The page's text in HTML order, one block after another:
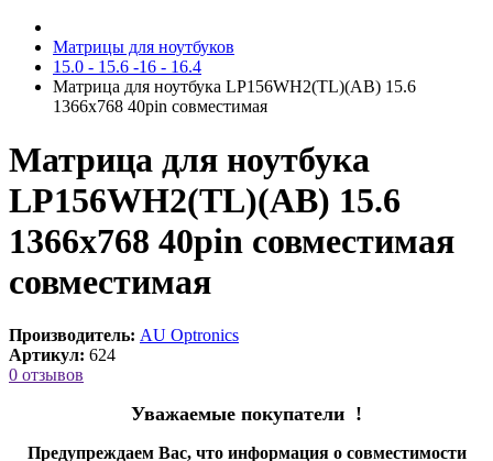
Матрицы для ноутбуков
15.0 - 15.6 -16 - 16.4
Матрица для ноутбука LP156WH2(TL)(AB) 15.6
1366x768 40pin cовместимая
Матрица для ноутбука
LP156WH2(TL)(AB) 15.6
1366x768 40pin совместимая
cовместимая
Производитель: AU Optronics
Артикул: 624
0 отзывов
Уважаемые покупатели !
Предупреждаем Вас, что информация о совместимости